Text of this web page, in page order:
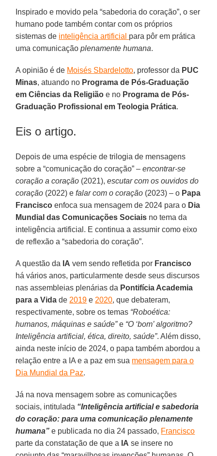
Inspirado e movido pela “sabedoria do coração”, o ser
humano pode também contar com os próprios
sistemas de inteligência artificial para pôr em prática
uma comunicação plenamente humana.
A opinião é de Moisés Sbardelotto, professor da PUC
Minas, atuando no Programa de Pós-Graduação
em Ciências da Religião e no Programa de Pós-
Graduação Profissional em Teologia Prática.
Eis o artigo.
Depois de uma espécie de trilogia de mensagens
sobre a “comunicação do coração” –encontrar-se
coração a coração (2021),escutar com os ouvidos do
coração (2022) efalar com o coração (2023) – o Papa
Francisco enfoca sua mensagem de 2024 para o Dia
Mundial das Comunicações Sociais no tema da
inteligência artificial. E continua a assumir como eixo
de reflexão a “sabedoria do coração”.
A questão da IA vem sendo refletida por Francisco
há vários anos, particularmente desde seus discursos
nas assembleias plenárias da Pontifícia Academia
para a Vida de 2019 e 2020, que debateram,
respectivamente, sobre os temas “Roboética:
humanos, máquinas e saúde”e “O ‘bom’ algoritmo?
Inteligência artificial, ética, direito, saúde”. Além disso,
ainda neste início de 2024, o papa também abordou a
relação entre a IA e a paz em sua mensagem para o
Dia Mundial da Paz.
Já na nova mensagem sobre as comunicações
sociais, intitulada “Inteligência artificial e sabedoria
do coração: para uma comunicação plenamente
humana” e publicada no dia 24 passado, Francisco
parte da constatação de que a IA se insere no